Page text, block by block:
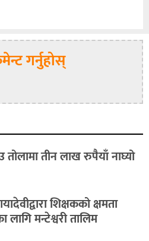
गर्नुहोस्
तीन लाख रुपैयाँ नाघ्यो
शिक्षकको क्षमता
लागि मन्टेश्वरी तालिम